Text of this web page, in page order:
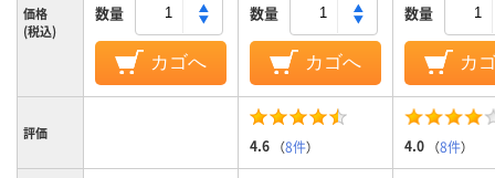
価格
(税込)
数量
カゴへ
数量
カゴへ
数量
カ
評価
4.6 （8件） 4.0 （8件）